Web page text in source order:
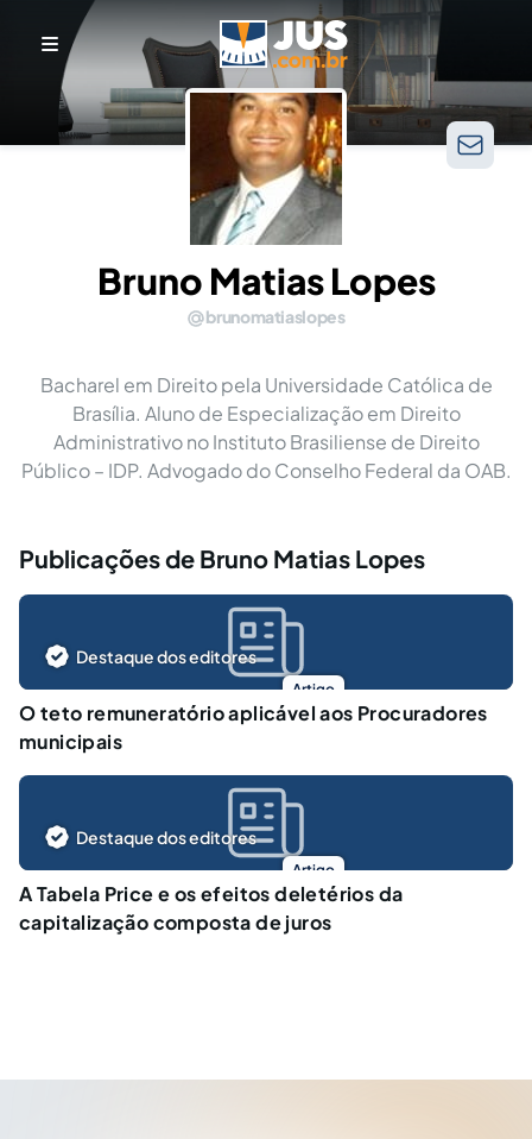
Bruno Matias Lopes
brunomatiaslopes
Bacharel em Direito pela Universidade Católica de
Brasília. Aluno de Especialização em Direito
Administrativo no Instituto Brasiliense de Direito
Público – IDP. Advogado do Conselho Federal da OAB.
Publicações de Bruno Matias Lopes
Artigo
Destaque dos editores
O teto remuneratório aplicável aos Procuradores
municipais
Artigo
Destaque dos editores
A Tabela Price e os efeitos deletérios da
capitalização composta de juros